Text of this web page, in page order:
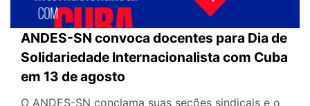
ANDES-SN convoca docentes para Dia de
Solidariedade Internacionalista com Cuba
em 13 de agosto
O ANDES-SN conclama suas seções sindicais e o